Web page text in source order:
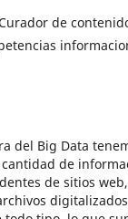
de
del Big Data
de
de sitios